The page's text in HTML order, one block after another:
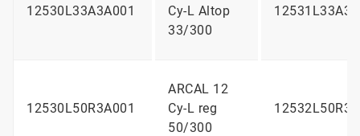
12530L33A3A001
Cy-L Altop
33/300
12530L50R3A001
ARCAL 12
Cy-L reg
50/300